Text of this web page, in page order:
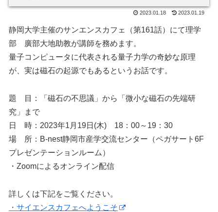
2023.01.18 2023.01.19
静岡大学主催のサンエンスカフェ（第161話）にて理学
部 廣部大地助教が講師を務めます。
量子コンピュータに代表される量子力学の奇妙な原理
が、実は磁石の起源でもあるというお話です。
題 目：「磁石の不思議」から「微小な磁石の先端研
究」まで
日 時：2023年1月19日(木) 18：00～19：30
場 所：B-nest静岡市産学交流センター（ペガサート6F
プレゼンテーションルーム）
・Zoomによるオンライン配信
詳しくは下記をご覧ください。
・サイエンスカフェへようこそ